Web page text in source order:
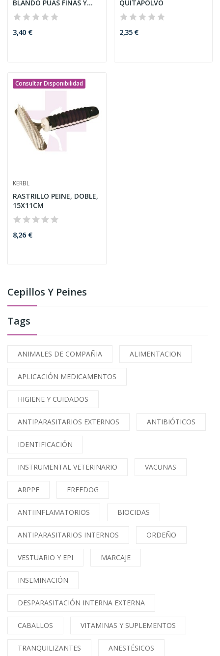
Cepillos Y Peines
Tags
ANIMALES DE COMPAÑIA ALIMENTACION
APLICACIÓN MEDICAMENTOS
HIGIENE Y CUIDADOS
ANTIPARASITARIOS EXTERNOS ANTIBIÓTICOS
IDENTIFICACIÓN
INSTRUMENTAL VETERINARIO VACUNAS
ARPPE FREEDOG
ANTIINFLAMATORIOS BIOCIDAS
ANTIPARASITARIOS INTERNOS ORDEÑO
VESTUARIO Y EPI MARCAJE
INSEMINACIÓN
DESPARASITACIÓN INTERNA EXTERNA
CABALLOS VITAMINAS Y SUPLEMENTOS
TRANQUILIZANTES ANESTÉSICOS
BLANDO PUAS FINAS Y
GRUESAS
3,40 €
QUITAPOLVO
2,35 €
Consultar Disponibilidad
KERBL
RASTRILLO PEINE, DOBLE,
15X11CM
8,26 €